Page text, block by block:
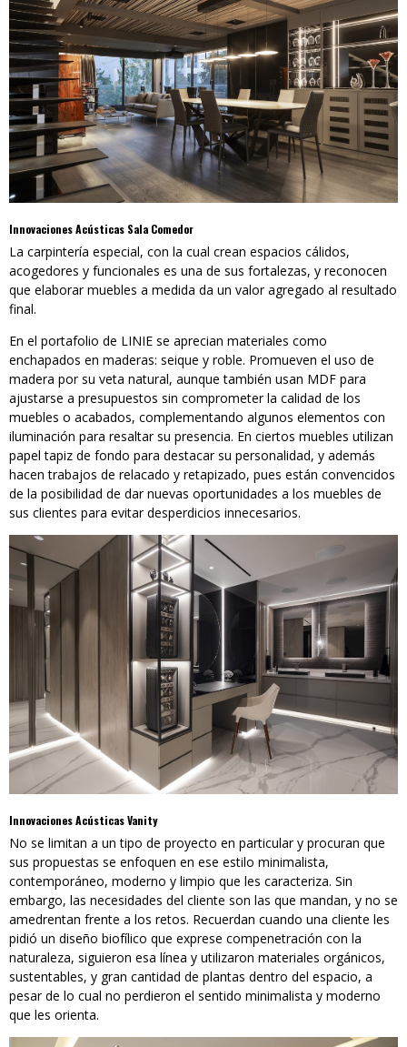
Innovaciones Acústicas Sala Comedor
La carpintería especial, con la cual crean espacios cálidos,
acogedores y funcionales es una de sus fortalezas, y reconocen
que elaborar muebles a medida da un valor agregado al resultado
final.
En el portafolio de LINIE se aprecian materiales como
enchapados en maderas: seique y roble. Promueven el uso de
madera por su veta natural, aunque también usan MDF para
ajustarse a presupuestos sin comprometer la calidad de los
muebles o acabados, complementando algunos elementos con
iluminación para resaltar su presencia. En ciertos muebles utilizan
papel tapiz de fondo para destacar su personalidad, y además
hacen trabajos de relacado y retapizado, pues están convencidos
de la posibilidad de dar nuevas oportunidades a los muebles de
sus clientes para evitar desperdicios innecesarios.
Innovaciones Acústicas Vanity
No se limitan a un tipo de proyecto en particular y procuran que
sus propuestas se enfoquen en ese estilo minimalista,
contemporáneo, moderno y limpio que les caracteriza. Sin
embargo, las necesidades del cliente son las que mandan, y no se
amedrentan frente a los retos. Recuerdan cuando una cliente les
pidió un diseño biofílico que exprese compenetración con la
naturaleza, siguieron esa línea y utilizaron materiales orgánicos,
sustentables, y gran cantidad de plantas dentro del espacio, a
pesar de lo cual no perdieron el sentido minimalista y moderno
que les orienta.